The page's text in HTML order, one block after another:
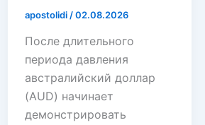
apostolidi /02.08.2026
После длительного
периода давления
австралийский доллар
(AUD) начинает
демонстрировать